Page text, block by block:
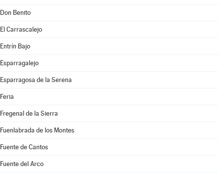
Don Benito
El Carrascalejo
Entrín Bajo
Esparragalejo
Esparragosa de la Serena
Feria
Fregenal de la Sierra
Fuenlabrada de los Montes
Fuente de Cantos
Fuente del Arco